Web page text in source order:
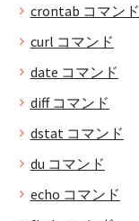
crontab コマンド
curl コマンド
date コマンド
diff コマンド
dstat コマンド
du コマンド
echo コマンド